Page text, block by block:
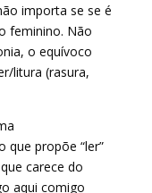
importa se se é
feminino. Não
o equívoco
litura (rasura,
que propõe “ler”
carece do
aqui comigo